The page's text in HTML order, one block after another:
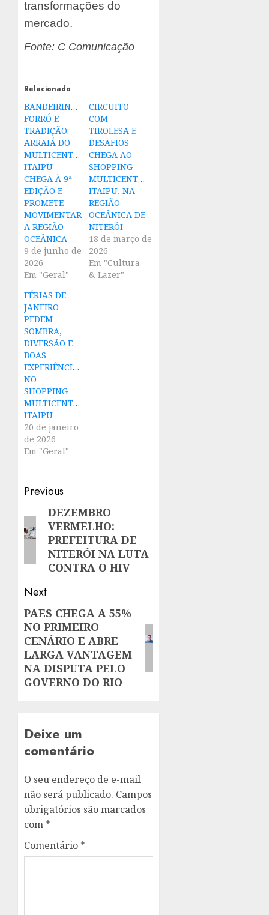
transformações do
mercado.
Fonte: C Comunicação
Relacionado
BANDEIRINHAS,
FORRÓ E
TRADIÇÃO:
ARRAIÁ DO
MULTICENTER
ITAIPU
CHEGA À 9ª
EDIÇÃO E
PROMETE
MOVIMENTAR
A REGIÃO
OCEÂNICA
9 de junho de
2026
Em "Geral"
CIRCUITO
COM
TIROLESA E
DESAFIOS
CHEGA AO
SHOPPING
MULTICENTER
ITAIPU, NA
REGIÃO
OCEÂNICA DE
NITERÓI
18 de março de
2026
Em "Cultura
& Lazer"
FÉRIAS DE
JANEIRO
PEDEM
SOMBRA,
DIVERSÃO E
BOAS
EXPERIÊNCIAS
NO
SHOPPING
MULTICENTER
ITAIPU
20 de janeiro
de 2026
Em "Geral"
Post
navigation
Previous
Previous
post:
DEZEMBRO
VERMELHO:
PREFEITURA DE
NITERÓI NA LUTA
CONTRA O HIV
Next
Next
post:
PAES CHEGA A 55%
NO PRIMEIRO
CENÁRIO E ABRE
LARGA VANTAGEM
NA DISPUTA PELO
GOVERNO DO RIO
Deixe um
comentário
O seu endereço de e-mail
não será publicado. Campos
obrigatórios são marcados
com *
Comentário *